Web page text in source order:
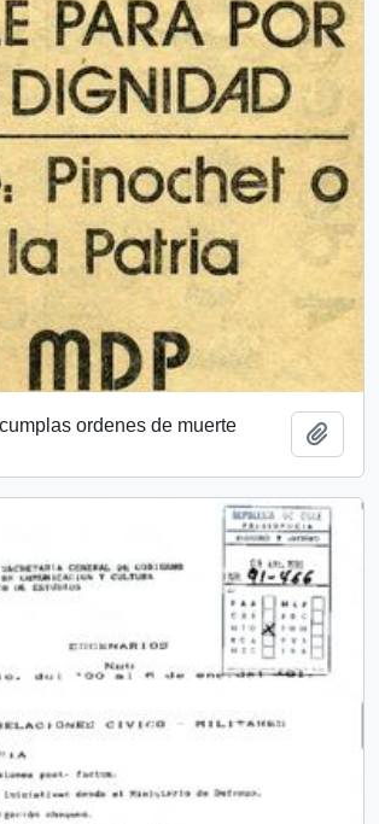
ordenes de muerte